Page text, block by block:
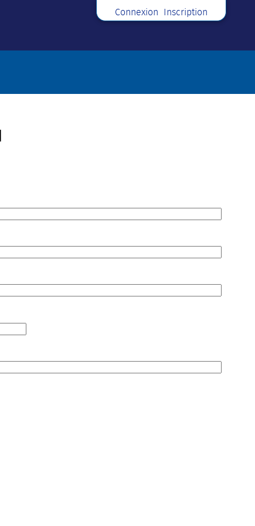
Connexion Inscription